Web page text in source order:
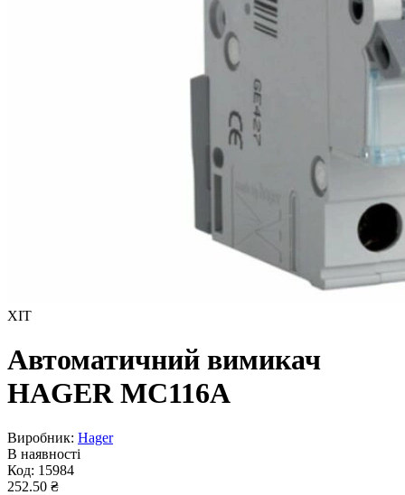
ХІТ
Автоматичний вимикач
HAGER MC116A
Виробник: Hager
В наявності
Код: 15984
252.50 ₴